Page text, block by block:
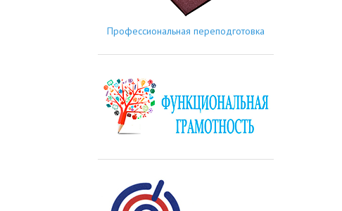
Профессиональная переподготовка